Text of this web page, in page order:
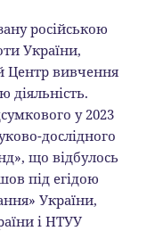
російською
України,
Центр вивчення
діяльність.
у 2023
дослідного
що відбулось
під егідою
України,
і НТУУ